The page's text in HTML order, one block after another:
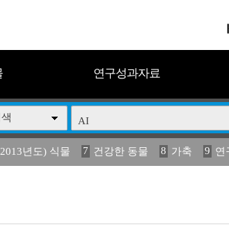
연구성과자료
년도) 식물 7 건강한 동물 8 가축 9 연
15 구제역 16 관리 17 연보 18 농림수산